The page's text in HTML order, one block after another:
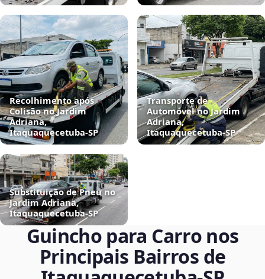
Recolhimento após
Colisão no Jardim
Adriana,
Itaquaquecetuba‑SP
Transporte de
Automóvel no Jardim
Adriana,
Itaquaquecetuba‑SP
Substituição de Pneu no
Jardim Adriana,
Itaquaquecetuba‑SP
Guincho para Carro nos
Principais Bairros de